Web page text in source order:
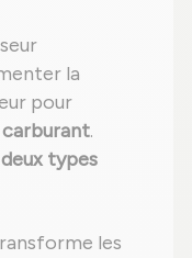
la
pour
.
deux types
les